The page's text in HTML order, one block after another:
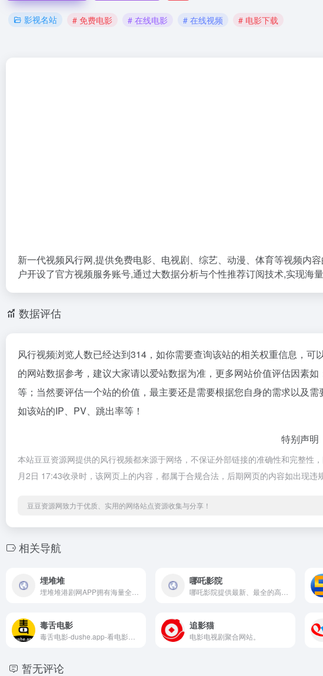
影视名站 # 免费电影 # 在线电影 # 在线视频 # 电影下载
新一代视频风行网,提供免费电影、电视剧、综艺、动漫、体育等视频内
户开设了官方视频服务账号,通过大数据分析与个性推荐订阅技术,实现海
数据评估
风行视频浏览人数已经达到314，如你需要查询该站的相关权重信息，可
的网站数据参考，建议大家请以爱站数据为准，更多网站价值评估因素
等；当然要评估一个站的价值，最主要还是需要根据您自身的需求以及
如该站的IP、PV、跳出率等！
特别声明
本站豆豆资源网提供的风行视频都来源于网络，不保证外部链接的准确性和完整性
月2日 17:43收录时，该网页上的内容，都属于合规合法，后期网页的内容如出现
豆豆资源网致力于优质、实用的网络站点资源收集与分享！
相关导航
埋堆堆 哪吒影院
毒舌电影 追影猫
电影电视剧聚合网站。
暂无评论